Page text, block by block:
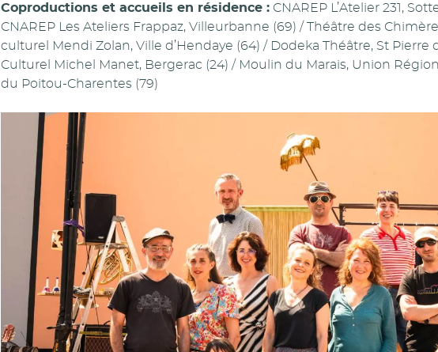
Coproductions et accueils en résidence : CNAREP L’Atelier 231,
CNAREP Les Ateliers Frappaz, Villeurbanne (69) / Théâtre des
culturel Mendi Zolan, Ville d’Hendaye (64) / Dodeka Théâtre, St Pierre
Culturel Michel Manet, Bergerac (24) / Moulin du Marais, Union
du Poitou-Charentes (79)